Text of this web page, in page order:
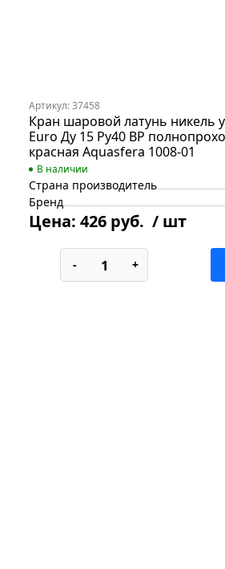
Артикул: 37458
Кран шаровой латунь никель
Euro Ду 15 Ру40 ВР
красная Aquasfera 1008-01
В наличии
Страна производитель
Бренд
Цена: 426 руб. / шт
- +